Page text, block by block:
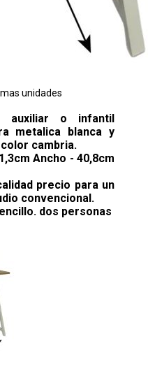
unidades
auxiliar o infantil
metalica blanca y
cambria.
Ancho - 40,8cm
precio para un
convencional.
dos personas